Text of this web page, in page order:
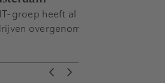
groep heeft al meer dan vijftien
overgenomen.